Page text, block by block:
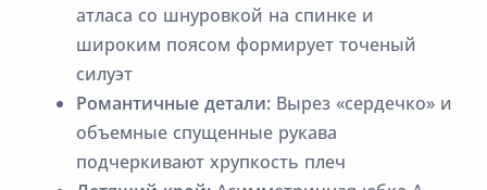
атласа со шнуровкой на спинке и
широким поясом формирует точеный
силуэт
Романтичные детали: Вырез «сердечко» и
объемные спущенные рукава
подчеркивают хрупкость плеч